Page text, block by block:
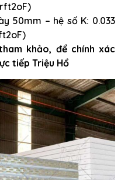
50mm – hệ số K: 0.033
khảo, để chính xác
tiếp Triệu Hổ